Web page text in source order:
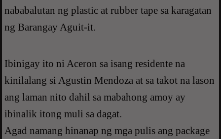
nababalutan ng plastic at rubber tape sa karagatan
ng Barangay Aguit-it.
Ibinigay ito ni Aceron sa isang residente na
kinilalang si Agustin Mendoza at sa takot na lason
ang laman nito dahil sa mabahong amoy ay
ibinalik itong muli sa dagat.
Agad namang hinanap ng mga pulis ang package